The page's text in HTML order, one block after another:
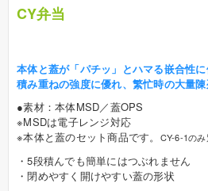
CY弁当
本体と蓋が「パチッ」とハマる嵌合性に
積み重ねの強度に優れ、繁忙時の大量陳
●素材：本体MSD／蓋OPS
※MSDは電子レンジ対応
※本体と蓋のセット商品です。
CY-6-1のみ
・5段積んでも簡単にはつぶれません
・閉めやすく開けやすい蓋の形状